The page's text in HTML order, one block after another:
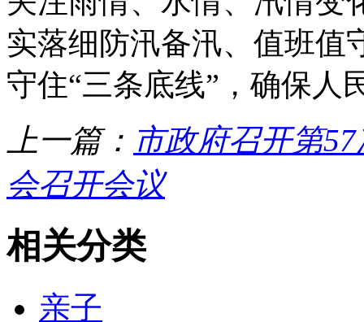
实落细防汛备汛、值班值
守住“三条底线”，确保人
上一篇： 市政府召开第
会召开会议
相关分类
亲子